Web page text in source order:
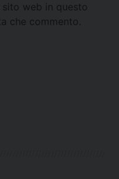
web in questo
che commento.